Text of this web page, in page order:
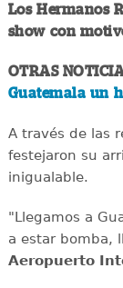
Los Hermanos
show con
OTRAS
Guatemala un
A través de las
festejaron su
inigualable.
"Llegamos a
a estar bomba,
Aeropuerto